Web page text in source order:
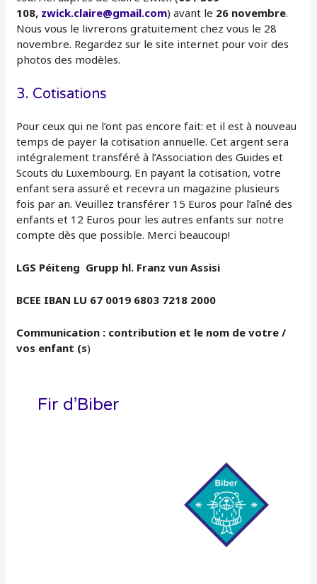
108, zwick.claire@gmail.com) avant le 26 novembre.
Nous vous le livrerons gratuitement chez vous le 28
novembre. Regardez sur le site internet pour voir des
photos des modèles.
3. Cotisations
Pour ceux qui ne l’ont pas encore fait: et il est à nouveau
temps de payer la cotisation annuelle. Cet argent sera
intégralement transféré à l’Association des Guides et
Scouts du Luxembourg. En payant la cotisation, votre
enfant sera assuré et recevra un magazine plusieurs
fois par an. Veuillez transférer 15 Euros pour l’aîné des
enfants et 12 Euros pour les autres enfants sur notre
compte dès que possible. Merci beaucoup!
LGS Péiteng Grupp hl. Franz vun Assisi
BCEE IBAN LU 67 0019 6803 7218 2000
Communication : contribution et le nom de votre /
vos enfant (s)
Fir d’Biber